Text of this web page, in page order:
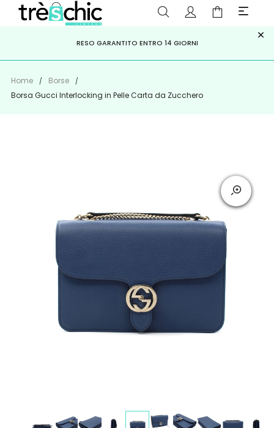
PAGA A RATE CONKLARNA,HEYLIGHT, APPAGO
ISCRIVITI ALLA NEWSLETTER PER NON PERDERE SCONTI E
OFFERTE IMPERDIBILI!
RESO GARANTITO ENTRO 14 GIORNI ×
Home
Borse
Borsa Gucci Interlocking in Pelle Carta da Zucchero